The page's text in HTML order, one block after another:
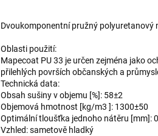
Dvoukomponentní pružný polyuretanový
Oblasti použití:
Mapecoat PU 33 je určen zejména jako
přilehlých površích občanských a
Technická data:
Obsah sušiny v objemu [%]: 58±2
Objemová hmotnost [kg/m3 ]: 1300±50
Optimální tloušťka jednoho nátěru [mm]:
Vzhled: sametově hladký